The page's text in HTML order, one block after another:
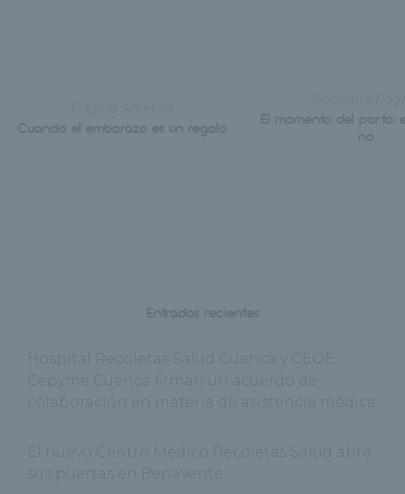
Cuando el embarazo es un regalo
El momento del parto:
no
Hospital Recoletas Salud Cuenca y CEOE
Cepyme Cuenca firman un acuerdo de
colaboración en materia de asistencia médica
El nuevo Centro Médico Recoletas Salud abre
sus puertas en Benavente